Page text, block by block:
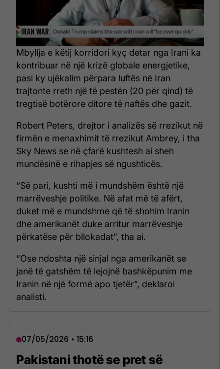
Mbyllja e këtij korridori kyç detar nga Irani ka
kontribuar në një krizë globale energjetike,
pasi ky ujëkalim përpara luftës në Iran
trajtonte rreth një të pestën (20 për qind) të
tregtisë botërore ditore të naftës dhe gazit.
Robert Peters, drejtor i analizës së rrezikut në
firmën e menaxhimit të rrezikut Ambrey, i tha
Sky News se në çfarë kushtesh ai sheh
mundësinë e rihapjes së ngushticës.
“Së pari, kushti më i mundshëm është një
marrëveshje politike. Në afat më të afërt,
duket më e mundshme që të shohim Iranin
dhe amerikanët duke arritur marrëveshje
përkatëse për bllokadat”, tha ai.
“Ose ndoshta një sinjal nga amerikanët se
janë të gatshëm të lejojnë bashkëpunim me
Iranin në një formë apo tjetër”, deklaroi
analisti.
07/05/2026 • 15:16
Pakistani thotë se pret së